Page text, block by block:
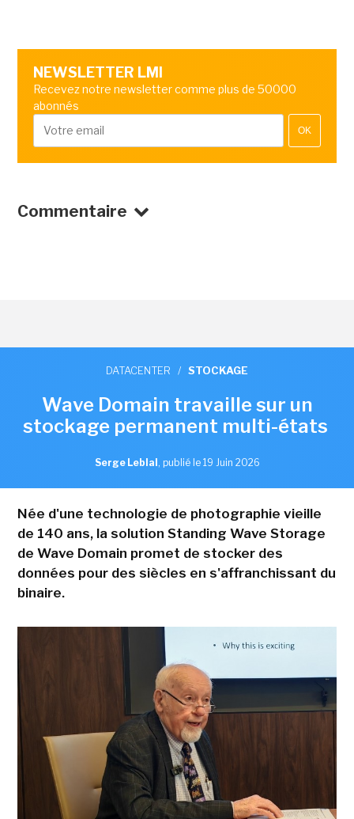
NEWSLETTER LMI
Recevez notre newsletter comme plus de 50000
abonnés
OK
Commentaire
DATACENTER / STOCKAGE
Wave Domain travaille sur un
stockage permanent multi-états
Serge Leblal , publié le 19 Juin 2026
Née d'une technologie de photographie vieille
de 140 ans, la solution Standing Wave Storage
de Wave Domain promet de stocker des
données pour des siècles en s'affranchissant du
binaire.